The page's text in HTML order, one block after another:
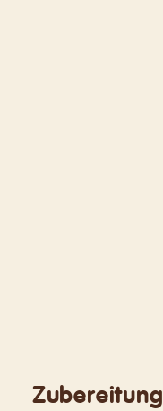
Zubereitung